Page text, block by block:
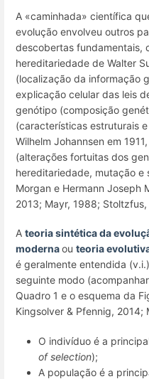
A «caminhada» científica
evolução envolveu outros
descobertas fundamentais,
hereditariedade de Walter
(localização da informação
explicação celular das leis
genótipo (composição
(características estruturais
Wilhelm Johannsen em
(alterações fortuitas dos
hereditariedade, mutação e
Morgan e Hermann Joseph
2013; Mayr, 1988; Stoltzfus,
A teoria sintética da
modernaou teoria
é geralmente entendida
seguinte modo
Quadro 1 e o esquema da
Kingsolver & Pfennig, 2014;
O indivíduo é a
of selection);
A população é a